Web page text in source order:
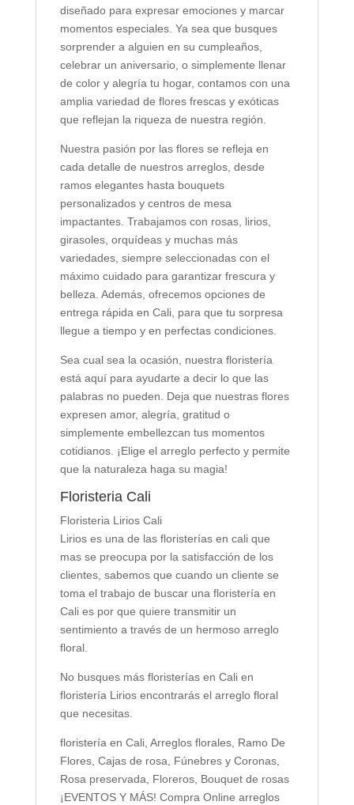
diseñado para expresar emociones y marcar
momentos especiales. Ya sea que busques
sorprender a alguien en su cumpleaños,
celebrar un aniversario, o simplemente llenar
de color y alegría tu hogar, contamos con una
amplia variedad de flores frescas y exóticas
que reflejan la riqueza de nuestra región.
Nuestra pasión por las flores se refleja en
cada detalle de nuestros arreglos, desde
ramos elegantes hasta bouquets
personalizados y centros de mesa
impactantes. Trabajamos con rosas, lirios,
girasoles, orquídeas y muchas más
variedades, siempre seleccionadas con el
máximo cuidado para garantizar frescura y
belleza. Además, ofrecemos opciones de
entrega rápida en Cali, para que tu sorpresa
llegue a tiempo y en perfectas condiciones.
Sea cual sea la ocasión, nuestra floristería
está aquí para ayudarte a decir lo que las
palabras no pueden. Deja que nuestras flores
expresen amor, alegría, gratitud o
simplemente embellezcan tus momentos
cotidianos. ¡Elige el arreglo perfecto y permite
que la naturaleza haga su magia!
Floristeria Cali
Floristeria Lirios Cali
Lirios es una de las floristerías en cali que
mas se preocupa por la satisfacción de los
clientes, sabemos que cuando un cliente se
toma el trabajo de buscar una floristería en
Cali es por que quiere transmitir un
sentimiento a través de un hermoso arreglo
floral.
No busques más floristerías en Cali en
floristería Lirios encontrarás el arreglo floral
que necesitas.
floristería en Cali, Arreglos florales, Ramo De
Flores, Cajas de rosa, Fúnebres y Coronas,
Rosa preservada, Floreros, Bouquet de rosas
¡EVENTOS Y MÁS! Compra Online arreglos